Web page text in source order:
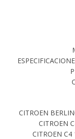
CITROEN
CITROEN
CITROEN